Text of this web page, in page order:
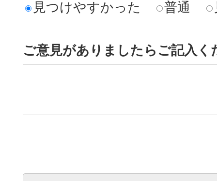
見つけやすかった
普通
ご意見がありましたらご記入く